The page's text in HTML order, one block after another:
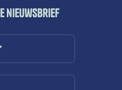
nieuwsbrief